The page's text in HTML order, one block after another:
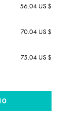
56.04 US $
70.04 US $
75.04 US $